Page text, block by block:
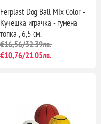
Ferplast Dog Ball Mix Color -
Кучешка играчка - гумена
топка , 6,5 см.
€16,56/32,39лв.
€10,76/21,05лв.